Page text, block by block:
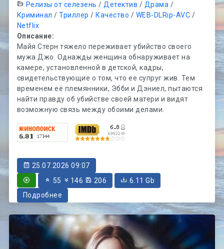
Релизы от селезень / Детектив / Драма /
Криминал /Триллер / Качество / WEB-DLRip-AVC /
Netflix
Описание:
Майя Стерн тяжело переживает убийство своего
мужа Джо. Однажды женщина обнаруживает на
камере, установленной в детской, кадры,
свидетельствующие о том, что ее супруг жив. Тем
временем её племянники, Эбби и Дэниел, пытаются
найти правду об убийстве своей матери и видят
возможную связь между обоими делами.
25.07.2026 09:07
55
146 206
6.11 Gb
Подробнее